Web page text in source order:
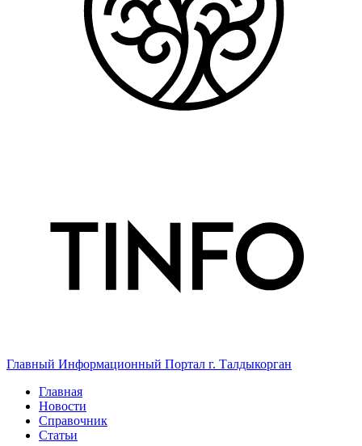
Главный Информационный Портал г. Талдыкорган
Главная
Новости
Справочник
Статьи